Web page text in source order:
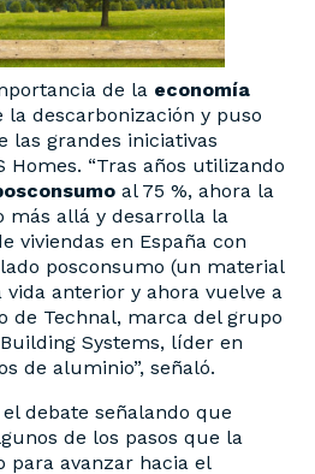
de la economía
la descarbonización y puso
las grandes iniciativas
Homes. “Tras años utilizando
al 75 %, ahora la
más allá y desarrolla la
viviendas en España con
posconsumo (un material
anterior y ahora vuelve a
de Technal, marca del grupo
Systems, líder en
de aluminio”, señaló.
debate señalando que
de los pasos que la
para avanzar hacia el